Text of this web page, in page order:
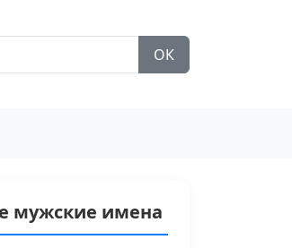
ОК
мужские имена